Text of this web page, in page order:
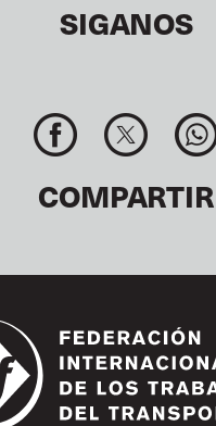
SIGANOS
COMPARTIR